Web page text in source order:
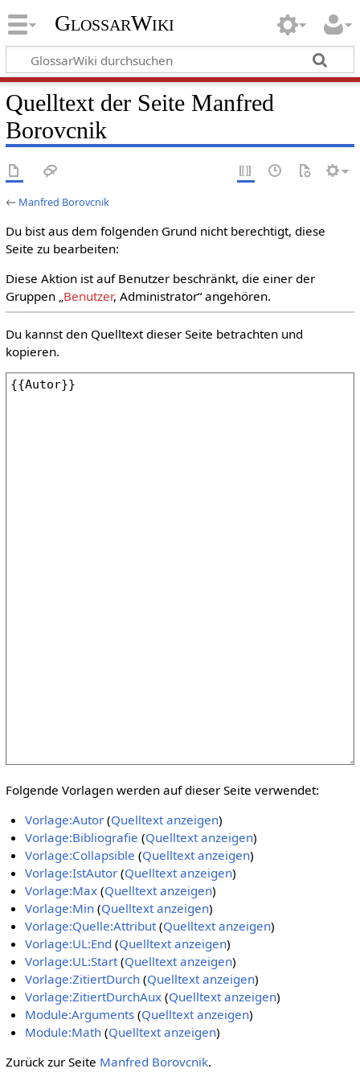
GlossarWiki
Quelltext der Seite Manfred
Borovcnik
← Manfred Borovcnik
Du bist aus dem folgenden Grund nicht berechtigt, diese
Seite zu bearbeiten:
Diese Aktion ist auf Benutzer beschränkt, die einer der
Gruppen „Benutzer, Administrator“ angehören.
Du kannst den Quelltext dieser Seite betrachten und
kopieren.
Folgende Vorlagen werden auf dieser Seite verwendet:
Vorlage:Autor (Quelltext anzeigen)
Vorlage:Bibliografie (Quelltext anzeigen)
Vorlage:Collapsible (Quelltext anzeigen)
Vorlage:IstAutor (Quelltext anzeigen)
Vorlage:Max (Quelltext anzeigen)
Vorlage:Min (Quelltext anzeigen)
Vorlage:Quelle:Attribut(Quelltext anzeigen)
Vorlage:UL:End (Quelltext anzeigen)
Vorlage:UL:Start(Quelltext anzeigen)
Vorlage:ZitiertDurch (Quelltext anzeigen)
Vorlage:ZitiertDurchAux (Quelltext anzeigen)
Module:Arguments (Quelltext anzeigen)
Module:Math (Quelltext anzeigen)
Zurück zur Seite Manfred Borovcnik.